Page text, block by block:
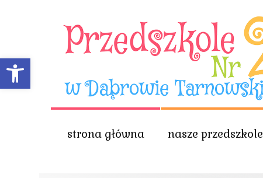
Open toolbar
strona główna nasze przedszkole